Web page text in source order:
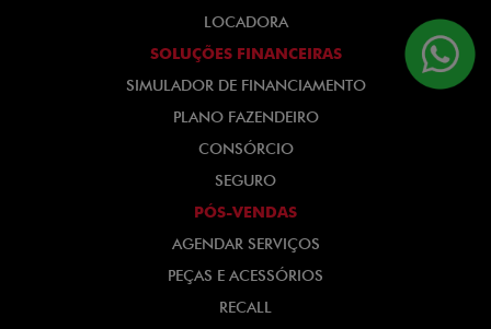
LOCADORA
SOLUÇÕES FINANCEIRAS
SIMULADOR DE FINANCIAMENTO
PLANO FAZENDEIRO
CONSÓRCIO
SEGURO
PÓS-VENDAS
AGENDAR SERVIÇOS
PEÇAS E ACESSÓRIOS
RECALL